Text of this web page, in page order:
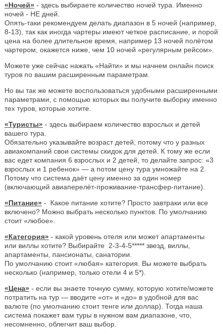
«Ночей» - здесь выбираете количество ночей тура. Именно
ночей - НЕ дней.
Опять-таки рекомендуем делать диапазон в 5 ночей (например,
8-13), так как иногда чартеры имеют четкое расписание, и порой
цена на более длительное время, например 13 ночей полётом
чартером, окажется ниже, чем 10 ночей «регулярным рейсом».
Можете уже сейчас нажать «Найти» и мы начнем онлайн поиск
туров по вашим расширенным параметрам.
Но вы так же можете воспользоваться удобными расширенными
параметрами, с помощью которых вы получите выборку именно
тех туров, которые хотите.
«Туристы» - здесь выбираем количество взрослых и детей
вашего тура.
Обязательно указывайте возраст детей, потому что у разных
авиакомпаний свои системы скидок для детей. К тому же если
вас едет компания 6 взрослых и 2 детей, то делайте запрос: «3
взрослых и 1 ребенок» — а потом цену тура умножайте на 2.
Потому что система даёт цену именно за один номер
(включающий авиаперелёт-проживание-трансфер-питание).
«Питание» - Какое питание хотите? Просто завтраки или все
включено? Можно выбрать несколько пунктов. По умолчанию
стоит «любое».
«Категория» - какой уровень отеля или может апартаменты
или виллы хотите? Выбирайте 2-3-4-5***** звезд, виллы,
апартаменты, пансионаты, санатории.
По умолчанию стоит «любая» категория. Вы можете выбрать
несколько (например, только отели 4 и 5*).
«Цена» - если вы знаете точную сумму, которую хотите/можете
потратить на тур — вводите «от» и «до» в удобной для вас
валюте (по умолчанию стоит тенге или доллар). Тогда наша
система покажет вам туры в нужном вам диапазоне, что,
несомненно, облегчит ваш выбор.